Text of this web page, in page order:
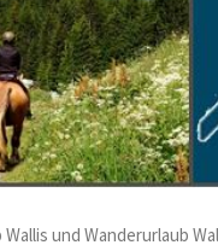
und Wanderurlaub